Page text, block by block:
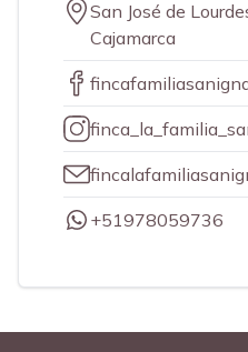
San José de
Cajamarca
+51978059736